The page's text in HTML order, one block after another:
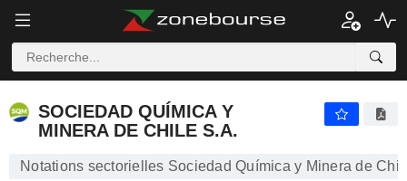
SOCIEDAD QUÍMICA Y
MINERA DE CHILE S.A.
Notations sectorielles Sociedad Química y Minera de